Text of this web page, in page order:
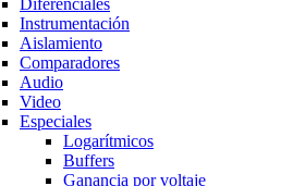
Diferenciales
Instrumentación
Aislamiento
Comparadores
Audio
Video
Especiales
Logarítmicos
Buffers
Ganancia por voltaje